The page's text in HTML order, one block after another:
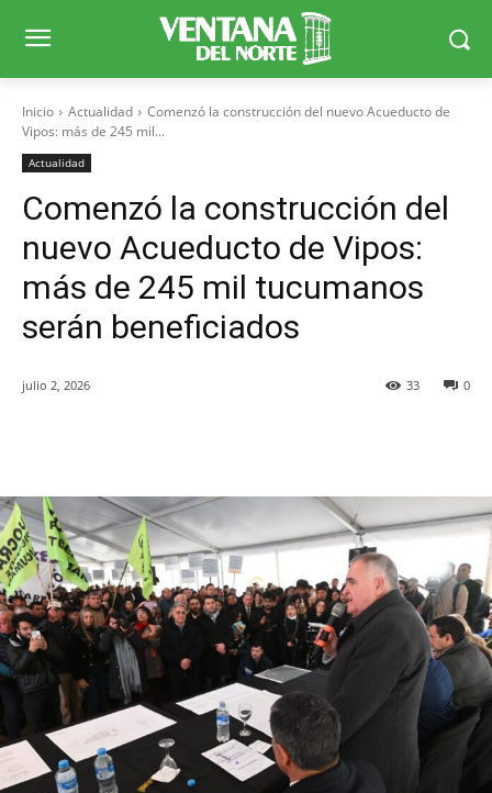
Inicio Actualidad
Comenzó la construcción del nuevo Acueducto de
Vipos: más de 245 mil...
Actualidad
Comenzó la construcción del
nuevo Acueducto de Vipos:
más de 245 mil tucumanos
serán beneficiados
julio 2, 2026 0
33